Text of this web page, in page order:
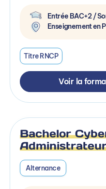
Entrée BAC+2 /
Enseignement en
Titre RNCP
Voir la
Bachelor
Alternance